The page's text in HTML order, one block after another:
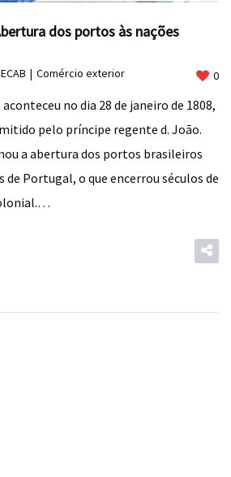
dos portos às nações
Comércio exterior 0
no dia 28 de janeiro de 1808,
pelo príncipe regente d. João.
a abertura dos portos brasileiros
de Portugal, o que encerrou séculos de